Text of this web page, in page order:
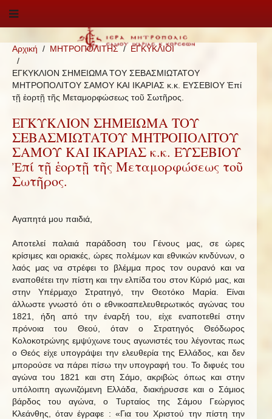
Αρχική ΜΗΤΡΟΠΟΛΙΤΗΣ ΕΓΚΥΚΛΙΟΙ
ΕΓΚΥΚΛΙΟΝ ΣΗΜΕΙΩΜΑ ΤΟΥ ΣΕΒΑΣΜΙΩΤΑΤΟΥ
ΜΗΤΡΟΠΟΛΙΤΟΥ ΣΑΜΟΥ ΚΑΙ ΙΚΑΡΙΑΣ κ.κ. ΕΥΣΕΒΙΟΥ Ἐπί
τῇ ἑορτῇ τῆς Μεταμορφώσεως τοῦ Σωτῆρος.
ΕΓΚΥΚΛΙΟΝ ΣΗΜΕΙΩΜΑ ΤΟΥ
ΣΕΒΑΣΜΙΩΤΑΤΟΥ ΜΗΤΡΟΠΟΛΙΤΟΥ
ΣΑΜΟΥ ΚΑΙ ΙΚΑΡΙΑΣ κ.κ. ΕΥΣΕΒΙΟΥ
Ἐπί τῇ ἑορτῇ τῆς Μεταμορφώσεως τοῦ
Σωτῆρος.
Αγαπητά μου παιδιά,
Αποτελεί παλαιά παράδοση του Γένους μας, σε ώρες
κρίσιμες και οριακές, ώρες πολέμων και εθνικών κινδύνων, ο
λαός μας να στρέφει το βλέμμα προς τον ουρανό και να
εναποθέτει την πίστη και την ελπίδα του στον Κύριό μας, και
στην Υπέρμαχο Στρατηγό, την Θεοτόκο Μαρία. Είναι
άλλωστε γνωστό ότι ο εθνικοαπελευθερωτικός αγώνας του
1821, ήδη από την έναρξή του, είχε εναποτεθεί στην
πρόνοια του Θεού, όταν ο Στρατηγός Θεόδωρος
Κολοκοτρώνης εμψύχωνε τους αγωνιστές του λέγοντας πως
ο Θεός είχε υπογράψει την ελευθερία της Ελλάδος, και δεν
μπορούσε να πάρει πίσω την υπογραφή του. Το διφυές του
αγώνα του 1821 και στη Σάμο, ακριβώς όπως και στην
υπόλοιπη αγωνιζόμενη Ελλάδα, διακήρυσσε και ο Σάμιος
βάρδος του αγώνα, ο Τυρταίος της Σάμου Γεώργιος
Κλεάνθης, όταν έγραφε : «Για του Χριστού την πίστη την